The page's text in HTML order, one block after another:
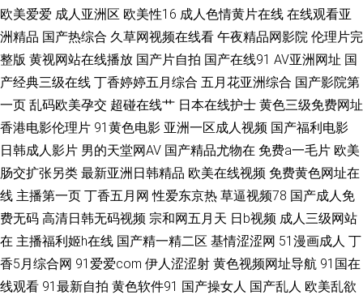
美十八 天天肏屄网站 91人人妻人人操 超碰在线奸海角 久草福利资源站久 欧
美人与兽A无码 91次元黄 成人鲁一鲁 欧美日韩ab片 97午夜啪啪视频 老司机
激情影院 色先锋AV导航 丁香五月天堂影院 亚洲第一红杏视频 国产自拍第六
页 aa国产探花 在线观看91白丝 青娱乐AV首页 91国产 导航影视AV 久草大香
蕉91 日本免费A∨ 五月花成人在线观 91香蕉在线 超碰免费进入 玖草在线 香
蕉爱爱网 AV免费大全 国内性爱 91海角视频 国产av成人网站
欧美爱爱 成人亚洲区 欧美性16 成人色情黄片在线 在线观看亚
洲精品 国产热综合 久草网视频在线看 午夜精品网影院 伦理片完
整版 黄视网站在线播放 国产片自拍 国产在线91 AV亚洲网址 国
产经典三级在线 丁香婷婷五月综合 五月花亚洲综合 国产影院第
一页 乱码欧美孕交 超碰在线艹 日本在线护士 黄色三级免费网址
香港电影伦理片 91黄色电影 亚洲一区成人视频 国产福利电影
日韩成人影片 男的天堂网AV 国产精品尤物在 免费a一毛片 欧美
肠交扩张另类 最新亚洲日韩精品 欧美在线视频 免费黄色网址在
线 主播第一页 丁香五月网 性爱东京热 草逼视频78 国产成人免
费无码 高清日韩无码视频 宗和网五月天 日b视频 成人三级网站
在 主播福利姬h在线 国产精一精二区 基情涩涩网 51漫画成人 丁
香5月综合网 91爱爱com 伊人涩涩射 黄色视频网址导航 91国在
线观看 91最新自拍 黄色软件91 国产操女人 国产乱人 欧美乱欲